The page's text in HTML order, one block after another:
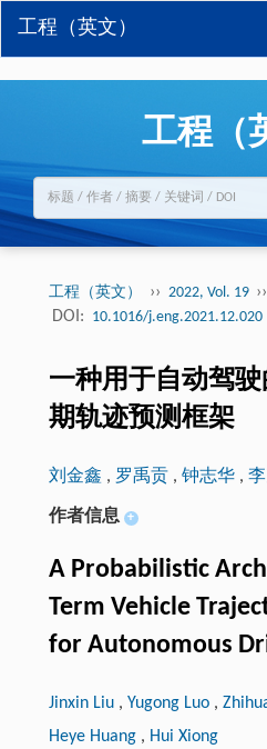
工程（英文）
工程（
工程（英文） ›› 2022, Vol. 19 ››
DOI: 10.1016/j.eng.2021.12.020
一种用于自动驾
期轨迹预测框架
刘金鑫 , 罗禹贡 , 钟志华 ,
作者信息 +
A Probabilistic
Term Vehicle
for Autonomous
Jinxin Liu , Yugong Luo ,
Heye Huang , Hui Xiong